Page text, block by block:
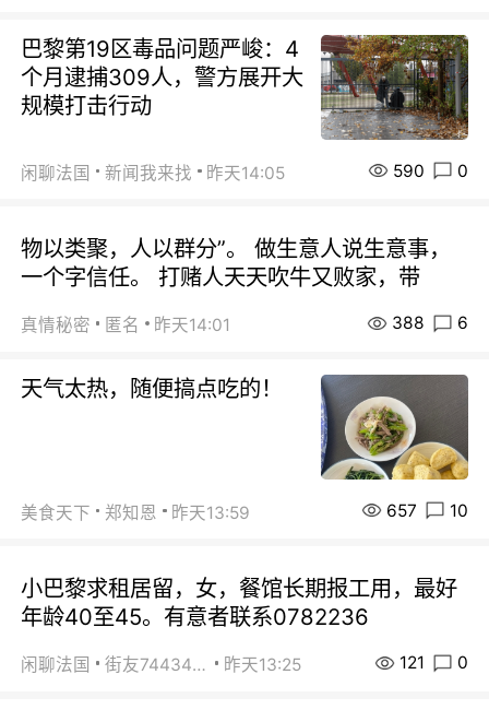
巴黎第19区毒品问题严峻：4
个月逮捕309人，警方展开大
规模打击行动
闲聊法国 新闻我来找 昨天14:05 590 0
物以类聚，人以群分”。 做生意人说生意事，
一个字信任。 打赌人天天吹牛又败家，带
真情秘密 匿名 昨天14:01 388 6
天气太热，随便搞点吃的！
美食天下 郑知恩 昨天13:59 657 10
小巴黎求租居留，女，餐馆长期报工用，最好
年龄40至45。有意者联系0782236
闲聊法国 街友74434350 昨天13:25 121 0